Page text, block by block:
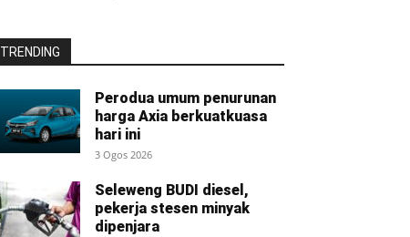
TRENDING
Perodua umum penurunan
harga Axia berkuatkuasa
hari ini
3 Ogos 2026
Seleweng BUDI diesel,
pekerja stesen minyak
dipenjara